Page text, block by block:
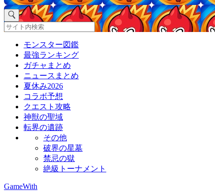
モンスター図鑑
最強ランキング
ガチャまとめ
ニュースまとめ
夏休み2026
コラボ予想
クエスト攻略
神獣の聖域
転界の遺跡
その他
破界の星墓
禁忌の獄
絶級トーナメント
GameWith